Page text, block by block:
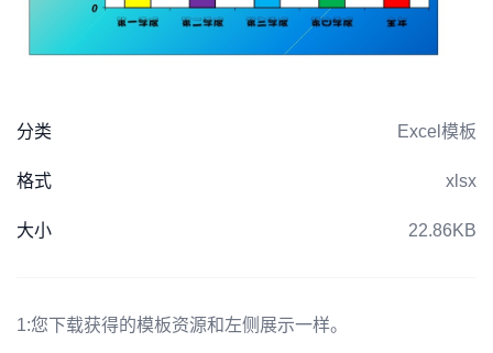
分类 Excel模板
格式 xlsx
大小 22.86KB
1:您下载获得的模板资源和左侧展示一样。